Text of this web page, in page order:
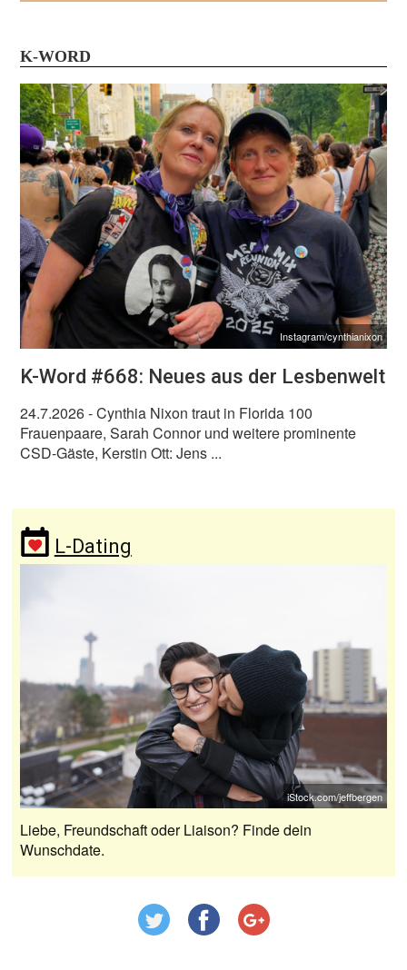
K-WORD
Instagram/cynthianixon
K-Word #668: Neues aus der Lesbenwelt
24.7.2026- Cynthia Nixon traut in Florida 100
Frauenpaare, Sarah Connor und weitere prominente
CSD-Gäste, Kerstin Ott: Jens ...
L-Dating
iStock.com/jeffbergen
Liebe, Freundschaft oder Liaison? Finde dein
Wunschdate.